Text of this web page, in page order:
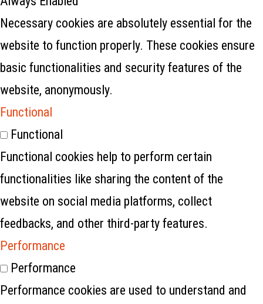
Necessary cookies are absolutely essential for the
website to function properly. These cookies ensure
basic functionalities and security features of the
website, anonymously.
Functional
Functional
Functional cookies help to perform certain
functionalities like sharing the content of the
website on social media platforms, collect
feedbacks, and other third-party features.
Performance
Performance
Performance cookies are used to understand and